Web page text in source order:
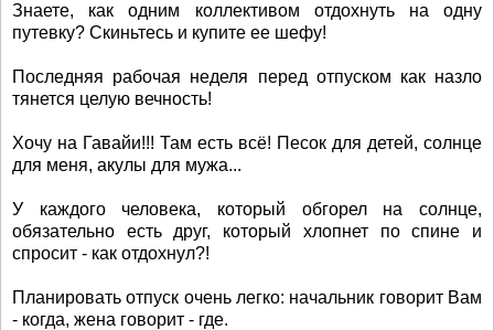
Знаете, как одним коллективом отдохнуть на одну
путевку? Скиньтесь и купите ее шефу!
Последняя рабочая неделя перед отпуском как назло
тянется целую вечность!
Хочу на Гавайи!!! Там есть всё! Песок для детей, солнце
для меня, акулы для мужа...
У каждого человека, который обгорел на солнце,
обязательно есть друг, который хлопнет по спине и
спросит - как отдохнул?!
Планировать отпуск очень легко: начальник говорит Вам
- когда, жена говорит - где.